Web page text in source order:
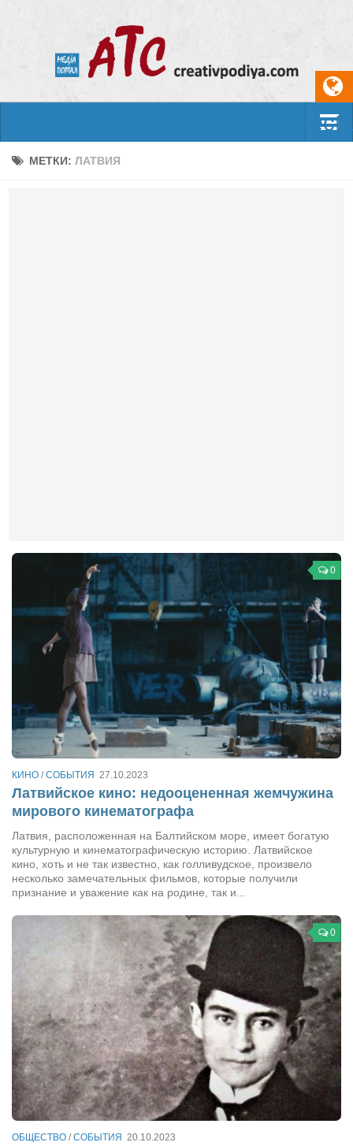
События
Деньги
Традиции
Опросы
Экология
Здоровье
Здоровый образ жизни
Сам себе доктор
Активный отдых
Досье
Лариса Ильченко
Орест Коваль
Тамара Кубракова
Елена Мельник
Семён Салатенко
Сергей Шепилов
Актёры
Валентин Бурый
Артём Мяус
Александра Сокол
Барды
МЕТКИ: ЛАТВИЯ
0
КИНО /СОБЫТИЯ 27.10.2023
Латвийское кино: недооцененная жемчужина
мирового кинематографа
Латвия, расположенная на Балтийском море, имеет богатую
культурную и кинематографическую историю. Латвийское
кино, хоть и не так известно, как голливудское, произвело
несколько замечательных фильмов, которые получили
признание и уважение как на родине, так и...
0
ОБЩЕСТВО /СОБЫТИЯ 20.10.2023